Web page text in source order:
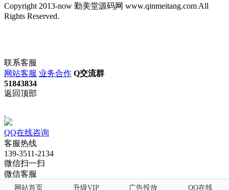
Copyright 2013-now 勤美堂源码网 www.qinmeitang.com All
Rights Reserved.
联系客服
网站客服 业务合作 Q交流群
51843834
返回顶部
网站首页 升级VIP 广告投放 QQ在线
QQ在线咨询
客服热线
139-3511-2134
微信扫一扫
微信客服